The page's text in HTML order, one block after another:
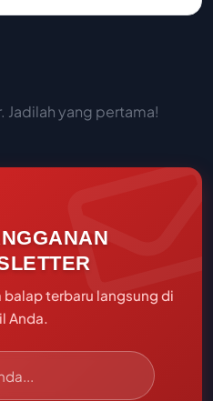
Jadilah yang pertama!
terbaru langsung di
Anda.